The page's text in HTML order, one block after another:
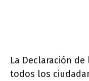
La Declaración
todos los